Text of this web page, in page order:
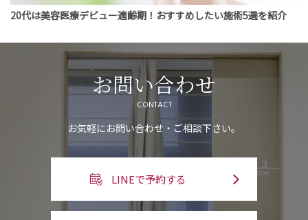
20代は美容医療デビュー適齢期！おすすめしたい施術5選を紹介
お問い合わせ
CONTACT
お気軽にお問い合わせ・ご相談下さい。
LINEで予約する